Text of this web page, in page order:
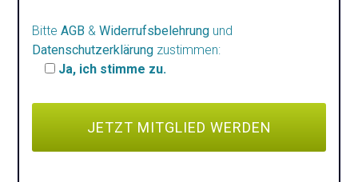
BitteAGB &Widerrufsbelehrung und
Datenschutzerklärung zustimmen:
Ja, ich stimme zu.